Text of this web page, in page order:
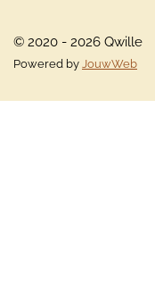
© 2020 - 2026 Qwille
Powered by JouwWeb